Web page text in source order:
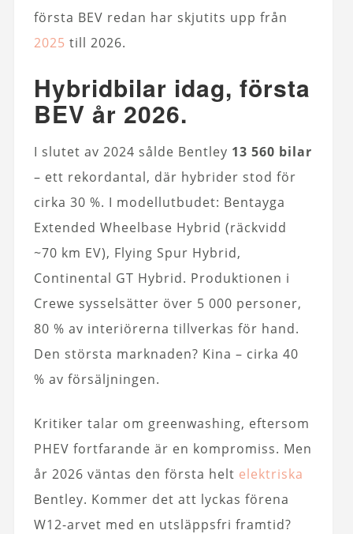
första BEV redan har skjutits upp från
2025 till 2026.
Hybridbilar idag, första
BEV år 2026.
I slutet av 2024 sålde Bentley 13 560 bilar
– ett rekordantal, där hybrider stod för
cirka 30 %. I modellutbudet: Bentayga
Extended Wheelbase Hybrid (räckvidd
~70 km EV), Flying Spur Hybrid,
Continental GT Hybrid. Produktionen i
Crewe sysselsätter över 5 000 personer,
80 % av interiörerna tillverkas för hand.
Den största marknaden? Kina – cirka 40
% av försäljningen.
Kritiker talar om greenwashing, eftersom
PHEV fortfarande är en kompromiss. Men
år 2026 väntas den första helt elektriska
Bentley. Kommer det att lyckas förena
W12-arvet med en utsläppsfri framtid?